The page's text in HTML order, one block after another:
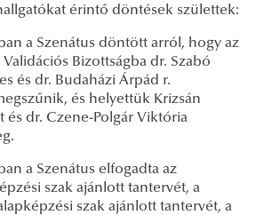
érintő döntések születtek:
a Szenátus döntött arról, hogy az
Validációs Bizottságba dr. Szabó
és dr. Budaházi Árpád r.
és helyettük Krizsán
és dr. Czene-Polgár Viktória
a Szenátus elfogadta az
szak ajánlott tantervét, a
szak ajánlott tantervét, a